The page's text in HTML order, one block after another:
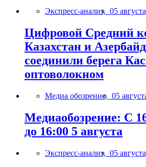
Экспресс-анализ, 05
Цифровой Средний
Казахстан и
соединили берега
оптоволокном
Медиа обозрение, 05
Медиаобозрение: С
до 16:00 5 августа
Экспресс-анализ, 05